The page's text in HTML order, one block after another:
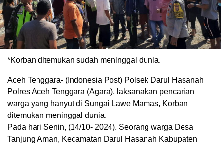
*Korban ditemukan sudah meninggal dunia.
Aceh Tenggara- (Indonesia Post) Polsek Darul Hasanah
Polres Aceh Tenggara (Agara), laksanakan pencarian
warga yang hanyut di Sungai Lawe Mamas, Korban
ditemukan meninggal dunia.
Pada hari Senin, (14/10- 2024). Seorang warga Desa
Tanjung Aman, Kecamatan Darul Hasanah Kabupaten